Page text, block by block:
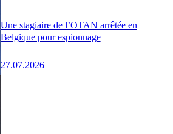
Une stagiaire de l’OTAN arrêtée en
Belgique pour espionnage
27.07.2026